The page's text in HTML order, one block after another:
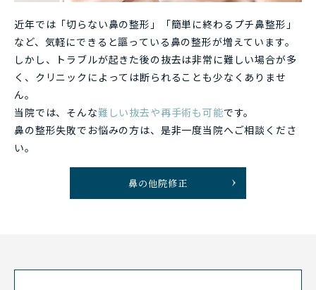
近年では「切らない鼻の整形」「簡単に終わるプチ鼻整形」
など、気軽にできると謳っている鼻の整形が増えています。
しかし、トラブルが起きた後の抜去は非常に難しい場合が多
く、クリニックによっては断られることも少なくありませ
ん。
当院では、そんな難しい抜去や再手術も可能です。
鼻の整形失敗でお悩みの方は、是非一度当院へご相談くださ
い。
鼻の他院修正